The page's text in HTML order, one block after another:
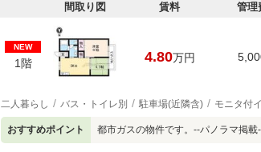
間取り図 賃料 管理
NEW
1階 4.80万円
二人暮らし バス・トイレ別 駐車場(近隣含) モニタ付
おすすめポイント 都市ガスの物件です。--パノラマ掲載